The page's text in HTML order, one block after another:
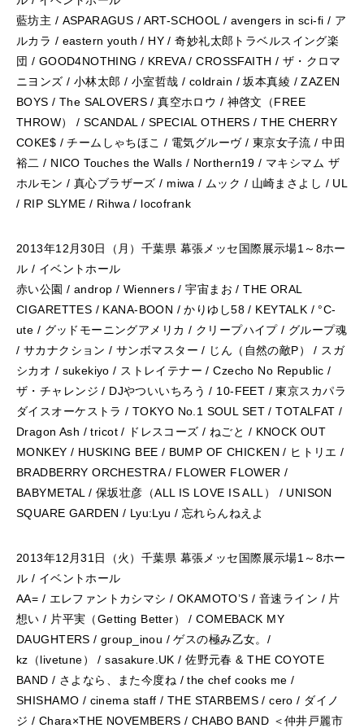
藍坊主 / ASPARAGUS / ART-SCHOOL / avengers in sci-fi / ア
ルカラ / eastern youth / HY / 奇妙礼太郎トラベルスイング楽
団 / GOOD4NOTHING / KREVA / CROSSFAITH / ザ・クロマ
ニヨンズ / 小林太郎 / 小室哲哉 / coldrain / 坂本真綾 / ZAZEN
BOYS / The SALOVERS / 真空ホロウ / 神啓文（FREE
THROW） / SCANDAL / SPECIAL OTHERS / THE CHERRY
COKE$ / チームしゃちほこ / 電気グルーヴ / 東京女子流 / 中田
裕二 / NICO Touches the Walls / Northern19 / マキシマム ザ
ホルモン / 真心ブラザーズ / miwa / ムック / 山崎まさよし / UL
/ RIP SLYME / Rihwa / locofrank
2013年12月30日（月）千葉県 幕張メッセ国際展示場1～8ホー
ル / イベントホール
赤い公園 / androp / Wienners / 宇宙まお / THE ORAL
CIGARETTES / KANA-BOON / かりゆし58 / KEYTALK / °C-
ute / グッドモーニングアメリカ / クリープハイプ / グループ魂
/ サカナクション / サンボマスター / じん（自然の敵P） / スガ
シカオ / sukekiyo / ストレイテナー / Czecho No Republic /
ザ・チャレンジ / DJやついいちろう / 10-FEET / 東京スカパラ
ダイスオーケストラ / TOKYO No.1 SOUL SET / TOTALFAT /
Dragon Ash / tricot / ドレスコーズ / ねごと / KNOCK OUT
MONKEY / HUSKING BEE / BUMP OF CHICKEN / ヒトリエ /
BRADBERRY ORCHESTRA / FLOWER FLOWER /
BABYMETAL / 保坂壮彦（ALL IS LOVE IS ALL） / UNISON
SQUARE GARDEN / Lyu:Lyu / 忘れらんねえよ
2013年12月31日（火）千葉県 幕張メッセ国際展示場1～8ホー
ル / イベントホール
AA= / エレファントカシマシ / OKAMOTO’S / 音速ライン / 片
想い / 片平実（Getting Better） / COMEBACK MY
DAUGHTERS / group_inou / ゲスの極み乙女。/
kz（livetune） / sasakure.UK / 佐野元春 & THE COYOTE
BAND / さよなら、また今度ね / the chef cooks me /
SHISHAMO / cinema staff / THE STARBEMS / cero / ダイノ
ジ / Chara×THE NOVEMBERS / CHABO BAND ＜仲井戸麗市